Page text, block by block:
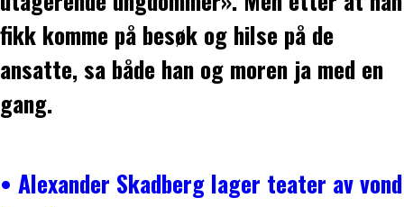
fikk komme på besøk og hilse på de
ansatte, sa både han og moren ja med en
gang.
• Alexander Skadberg lager teater av vond